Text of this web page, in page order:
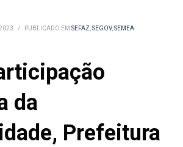
/ PUBLICADO EM SEFAZ,SEGOV,SEMEA
da
Prefeitura